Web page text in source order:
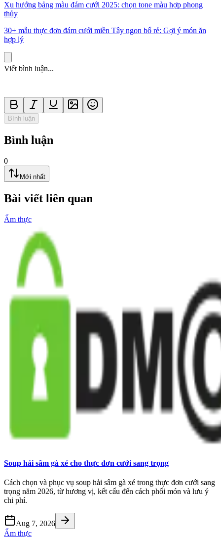
Xu hướng bảng màu đám cưới 2025: chọn tone màu hợp phong
thủy
30+ mẫu thực đơn đám cưới miền Tây ngon bổ rẻ: Gợi ý món ăn
hợp lý
Viết bình luận...
Bình luận
Bình luận
0
Mới nhất
Bài viết liên quan
Ẩm thực
Soup hải sâm gà xé cho thực đơn cưới sang trọng
Cách chọn và phục vụ soup hải sâm gà xé trong thực đơn cưới sang
trọng năm 2026, từ hương vị, kết cấu đến cách phối món và lưu ý
chi phí.
Aug 7, 2026
Ẩm thực